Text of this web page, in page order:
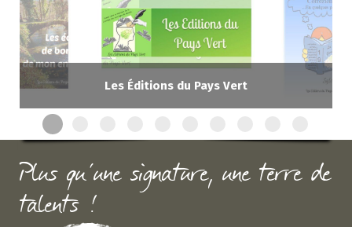
Les Éditions du Pays Vert
Plus qu'une signature, une terre de
talents !